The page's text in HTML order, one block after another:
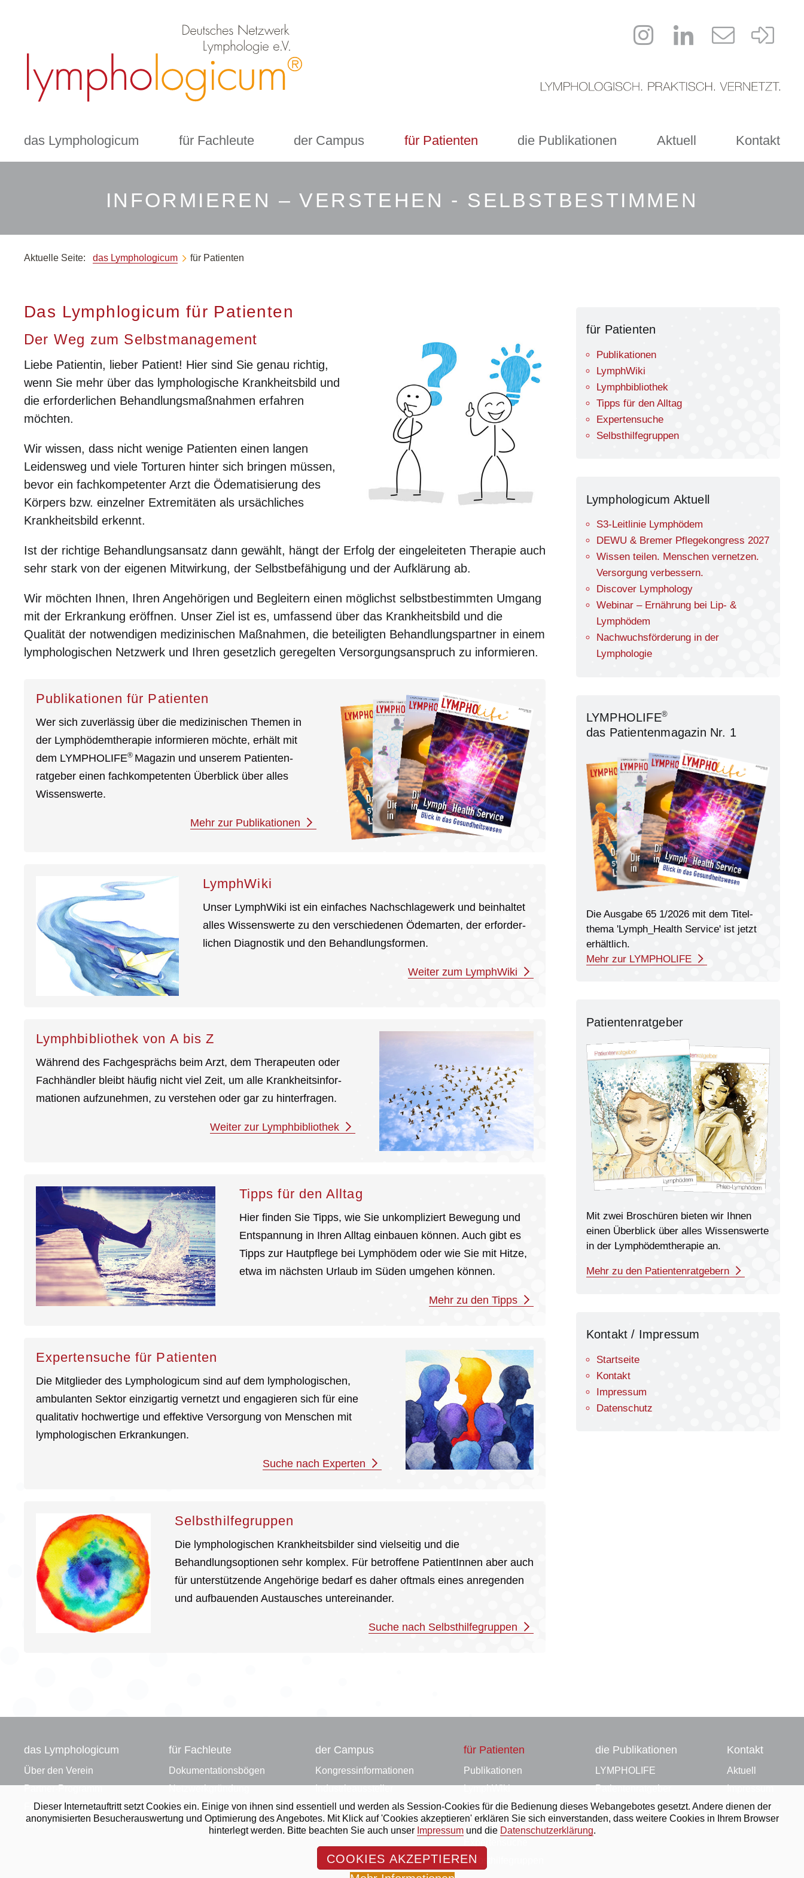
das Lymphologicum für Fachleute der Campus für Patienten die Publikationen Aktuell Kontakt
INFORMIEREN – VERSTEHEN - SELBSTBESTIMMEN
Aktuelle Seite: das Lymphologicum  für Patienten
Das Lymphlogicum für Patienten
Der Weg zum Selbstmanagement
Liebe Patientin, lieber Patient! Hier sind Sie genau richtig,
wenn Sie mehr über das lymphologische Krankheitsbild und
die erforderlichen Behandlungsmaßnahmen erfahren
möchten.
Wir wissen, dass nicht wenige Patienten einen langen
Leidensweg und viele Torturen hinter sich bringen müssen,
bevor ein fachkompetenter Arzt die Ödematisierung des
Körpers bzw. einzelner Extremitäten als ursächliches
Krankheitsbild erkennt.
Ist der richtige Behandlungsansatz dann gewählt, hängt der Erfolg der eingeleiteten Therapie auch
sehr stark von der eigenen Mitwirkung, der Selbstbefähigung und der Aufklärung ab.
Wir möchten Ihnen, Ihren Angehörigen und Begleitern einen möglichst selbstbestimmten Umgang
mit der Erkrankung eröffnen. Unser Ziel ist es, umfassend über das Krankheitsbild und die
Qualität der notwendigen medizinischen Maßnahmen, die beteiligten Behandlungspartner in einem
lymphologischen Netzwerk und Ihren gesetzlich geregelten Versorgungsanspruch zu informieren.
Publikationen für Patienten
Wer sich zuverlässig über die medizinischen Themen in
der Lymph­ödem­therapie informieren möchte, erhält mit
dem LYMPHOLIFE® Magazin und unserem Patienten­
ratgeber einen fach­kompetenten Überblick über alles
Wissens­werte.
Mehr zur Publikationen
LymphWiki
Unser LymphWiki ist ein einfaches Nach­schlage­werk und beinhaltet
alles Wissens­werte zu den verschiedenen Ödemarten, der erforder­
lichen Diagnostik und den Behandlungs­formen.
Weiter zum LymphWiki
Lymphbibliothek von A bis Z
Während des Fachgesprächs beim Arzt, dem Thera­peuten oder
Fach­händler bleibt häufig nicht viel Zeit, um alle Krank­heits­infor­
mationen aufzunehmen, zu verstehen oder gar zu hinterfragen.
Weiter zur Lymphbibliothek
Tipps für den Alltag
Hier finden Sie Tipps, wie Sie unkompliziert Bewegung und
Entspannung in Ihren Alltag einbauen können. Auch gibt es
Tipps zur Hautpflege bei Lymphödem oder wie Sie mit Hitze,
etwa im nächsten Urlaub im Süden umgehen können.
Mehr zu den Tipps
Expertensuche für Patienten
Die Mitglieder des Lymphologicum sind auf dem lymphologischen,
ambulanten Sektor einzigartig vernetzt und engagieren sich für eine
qualitativ hochwertige und effektive Versorgung von Menschen mit
lymphologischen Erkrankungen.
Suche nach Experten
Selbsthilfegruppen
Die lymphologischen Krankheitsbilder sind vielseitig und die
Behandlungsoptionen sehr komplex. Für betroffene PatientInnen aber auch
für unterstützende Angehörige bedarf es daher oftmals eines anregenden
und aufbauenden Austausches untereinander.
Suche nach Selbsthilfegruppen
für Patienten
Publikationen
LymphWiki
Lymphbibliothek
Tipps für den Alltag
Expertensuche
Selbsthilfegruppen
Lymphologicum Aktuell
S3-Leitlinie Lymphödem
DEWU & Bremer Pflegekongress 2027
Wissen teilen. Menschen vernetzen.
Versorgung verbessern.
Discover Lymphology
Webinar – Ernährung bei Lip- &
Lymphödem
Nachwuchsförderung in der
Lymphologie
LYMPHOLIFE®
das Patientenmagazin Nr. 1
Die Ausgabe 65 1/2026 mit dem Titel­
thema 'Lymph_Health Service' ist jetzt
erhältlich.
Mehr zur LYMPHOLIFE
Patienten­ratgeber
Mit zwei Broschüren bieten wir Ihnen
einen Überblick über alles Wissens­werte
in der Lymph­ödem­therapie an.
Mehr zu den Patientenratgebern
Kontakt / Impressum
Startseite
Kontakt
Impressum
Datenschutz
das Lymphologicum
Über den Verein
Partner-Programm
Förderer
Mitgliedschaft
für Fachleute
Dokumentationsbögen
Netzwerkgründung
Mitgliederbereich
der Campus
Kongressinformationen
Industrieaussteller
Anmeldung
Rückblicke
für Patienten
Publikationen
LymphWiki
Lymphbibliothek
Tipps für den Alltag
Selbsthilfegruppen
die Publikationen
LYMPHOLIFE
Patienten­ratgeber
Erklärvideo
Kontakt
Aktuell
Impressum
Datenschutz
Dieser Internetauftritt setzt Cookies ein. Einige von ihnen sind essentiell und werden als Session-Cookies für die Bedienung dieses Webangebotes gesetzt. Andere dienen der
anonymisierten Besucherauswertung und Optimierung des Angebotes. Mit Klick auf 'Cookies akzeptieren' erklären Sie sich einverstanden, dass weitere Cookies in Ihrem Browser
hinterlegt werden. Bitte beachten Sie auch unser Impressumund die Datenschutzerklärung.
COOKIES AKZEPTIEREN